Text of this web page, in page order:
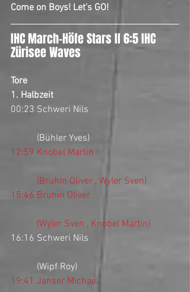
Come on Boys! Let's GO!
IHC March-Höfe Stars II 6:5 IHC
Zürisee Waves
Tore
1. Halbzeit
00:23 Schweri Nils
           (Bühler Yves)
12:59 Knobel Martin
           (Bruhin Oliver , Wyler Sven)
15:46 Bruhin Oliver
           (Wyler Sven , Knobel Martin)
16:16 Schweri Nils
           (Wipf Roy)
19:41 Janser Michael